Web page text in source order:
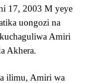
17, 2003 M yeye
uongozi na
Amiri
Akhera.
ilimu, Amiri wa